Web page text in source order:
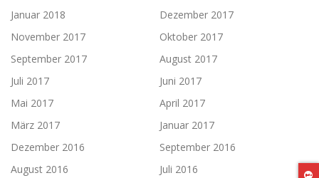
Januar 2018
Dezember 2017
November 2017
Oktober 2017
September 2017
August 2017
Juli 2017
Juni 2017
Mai 2017
April 2017
März 2017
Januar 2017
Dezember 2016
September 2016
August 2016
Juli 2016